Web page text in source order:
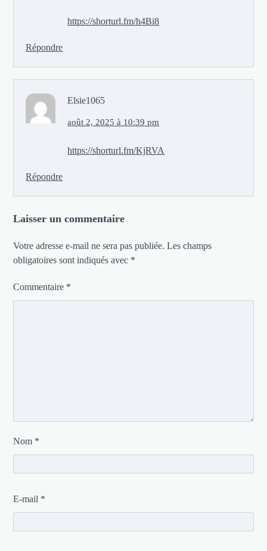
https://shorturl.fm/h4Bi8
Répondre
Elsie1065
août 2, 2025 à 10:39 pm
https://shorturl.fm/KjRVA
Répondre
Laisser un commentaire
Votre adresse e-mail ne sera pas publiée. Les champs
obligatoires sont indiqués avec *
Commentaire *
Nom *
E-mail *